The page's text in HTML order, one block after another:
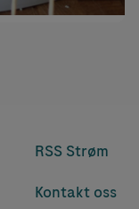
RSS Strøm
Kontakt oss